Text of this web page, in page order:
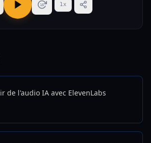
15 1x
de l'audio IA avec ElevenLabs